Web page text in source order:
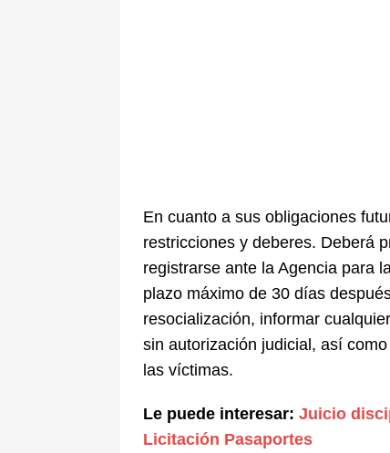
En cuanto a sus obligaciones
restricciones y deberes. Deberá
registrarse ante la Agencia para
plazo máximo de 30 días
resocialización, informar
sin autorización judicial, así
las víctimas.
Le puede interesar: Juicio
Licitación Pasaportes